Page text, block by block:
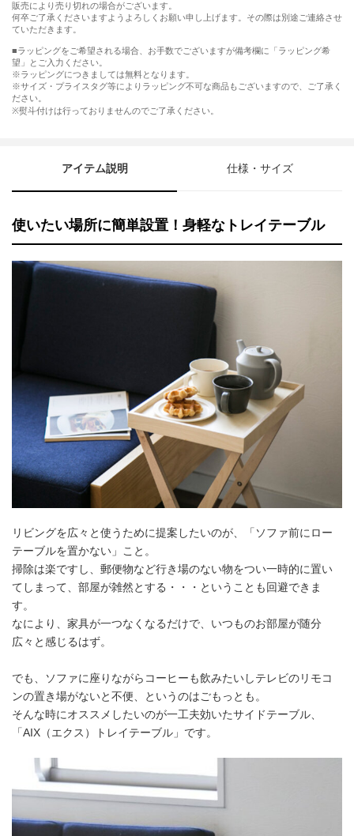
販売により売り切れの場合がございます。
何卒ご了承くださいますようよろしくお願い申し上げます。その際は別途ご連絡させ
ていただきます。
■ラッピングをご希望される場合、お手数でございますが備考欄に「ラッピング希
望」とご入力ください。
※ラッピングにつきましては無料となります。
※サイズ・プライスタグ等によりラッピング不可な商品もございますので、ご了承く
ださい。
※熨斗付けは行っておりませんのでご了承ください。
アイテム説明 仕様・サイズ
使いたい場所に簡単設置！身軽なトレイテーブル
リビングを広々と使うために提案したいのが、「ソファ前にロー
テーブルを置かない」こと。
掃除は楽ですし、郵便物など行き場のない物をつい一時的に置い
てしまって、部屋が雑然とする・・・ということも回避できま
す。
なにより、家具が一つなくなるだけで、いつものお部屋が随分
広々と感じるはず。
でも、ソファに座りながらコーヒーも飲みたいしテレビのリモコ
ンの置き場がないと不便、というのはごもっとも。
そんな時にオススメしたいのが一工夫効いたサイドテーブル、
「AIX（エクス）トレイテーブル」です。